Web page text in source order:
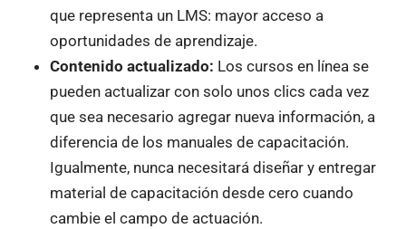
que representa un LMS: mayor acceso a
oportunidades de aprendizaje.
Contenido actualizado: Los cursos en línea se
pueden actualizar con solo unos clics cada vez
que sea necesario agregar nueva información, a
diferencia de los manuales de capacitación.
Igualmente, nunca necesitará diseñar y entregar
material de capacitación desde cero cuando
cambie el campo de actuación.